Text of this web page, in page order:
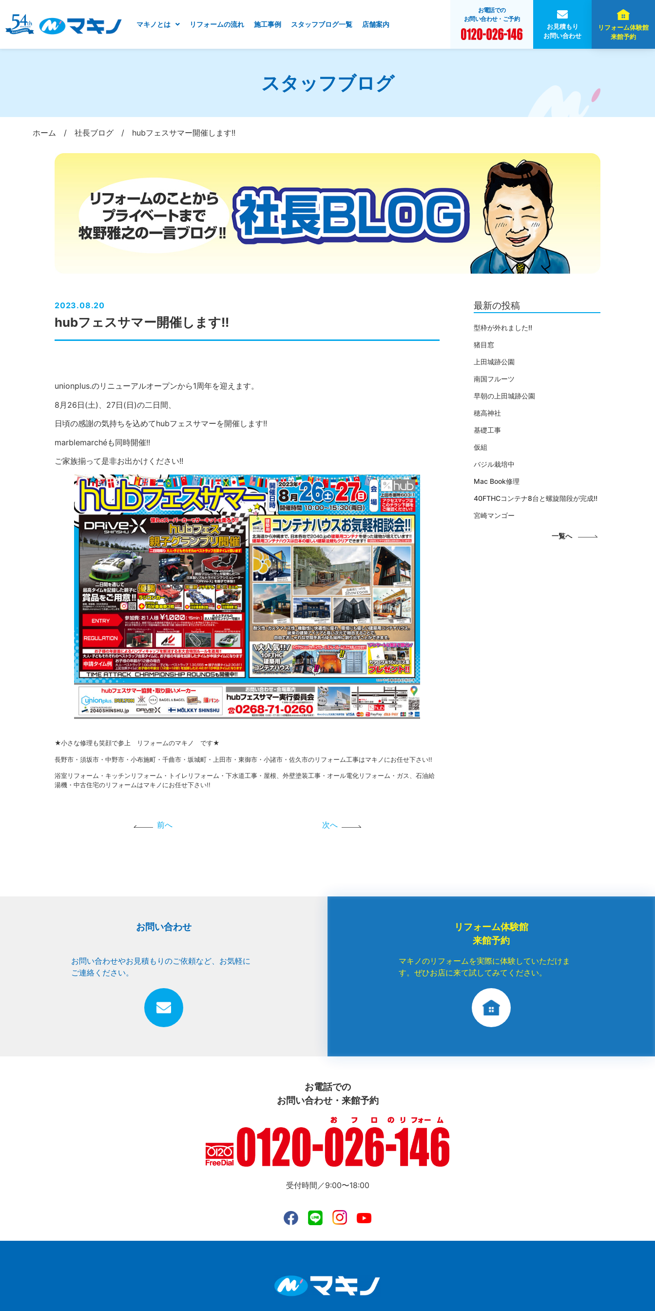
マキノとは リフォームの流れ 施工事例 スタッフブログ一覧 店舗案内
お電話での
お問い合わせ・ご予約
お見積もり
お問い合わせ
リフォーム体験館
来館予約
スタッフブログ
ホーム /社長ブログ / hubフェスサマー開催します!!
2023.08.20
hubフェスサマー開催します!!
unionplus.のリニューアルオープンから1周年を迎えます。
8月26日(土)、27日(日)の二日間、
日頃の感謝の気持ちを込めてhubフェスサマーを開催します!!
marblemarchéも同時開催!!
ご家族揃って是非お出かけください!!
★小さな修理も笑顔で参上 リフォームのマキノ です★
長野市・須坂市・中野市・小布施町・千曲市・坂城町・上田市・東御市・小諸市・佐久市のリフォーム工事はマキノにお任せ下さい!!
浴室リフォーム・キッチンリフォーム・トイレリフォーム・下水道工事・屋根、外壁塗装工事・オール電化リフォーム・ガス、石油給
湯機・中古住宅のリフォームはマキノにお任せ下さい!!
前へ 次へ
最新の投稿
型枠が外れました!!
猪目窓
上田城跡公園
南国フルーツ
早朝の上田城跡公園
穂高神社
基礎工事
仮組
バジル栽培中
Mac Book修理
40FTHCコンテナ8台と螺旋階段が完成!!
宮崎マンゴー
一覧へ
お問い合わせ
お問い合わせやお見積もりのご依頼など、お気軽に
ご連絡ください。
リフォーム体験館
来館予約
マキノのリフォームを実際に体験していただけま
す。ぜひお店に来て試してみてください。
お電話での
お問い合わせ・来館予約
受付時間／9:00〜18:00